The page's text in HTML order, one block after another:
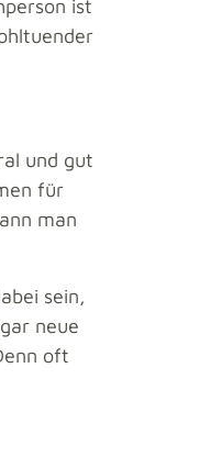
ist
und gut
für
man
sein,
neue
oft